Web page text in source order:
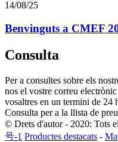
14/08/25
Benvinguts a CMEF
Consulta
Per a consultes sobre els
nos el vostre correu
vosaltres en un termini de 24
Consulta per a la llista de
© Drets d'autor - 2020: Tots
号-1 Productes destacats -